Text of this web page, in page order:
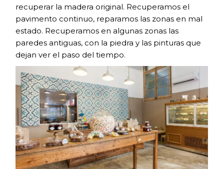
recuperar la madera original. Recuperamos el
pavimento continuo, reparamos las zonas en mal
estado. Recuperamos en algunas zonas las
paredes antiguas, con la piedra y las pinturas que
dejan ver el paso del tiempo.